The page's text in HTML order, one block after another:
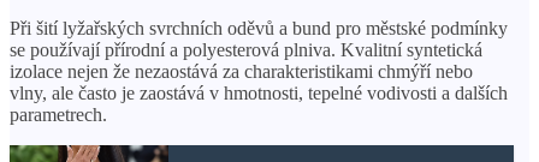
Při šití lyžařských svrchních oděvů a bund pro městské podmínky
se používají přírodní a polyesterová plniva. Kvalitní syntetická
izolace nejen že nezaostává za charakteristikami chmýří nebo
vlny, ale často je zaostává v hmotnosti, tepelné vodivosti a dalších
parametrech.